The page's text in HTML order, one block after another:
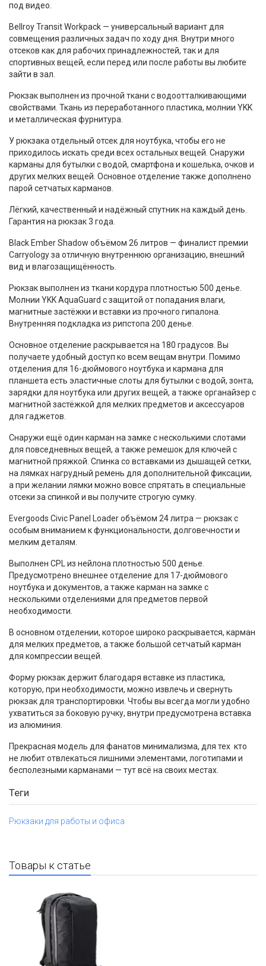
под видео.
Bellroy Transit Workpack — универсальный вариант для
совмещения различных задач по ходу дня. Внутри много
отсеков как для рабочих принадлежностей, так и для
спортивных вещей, если перед или после работы вы любите
зайти в зал.
Рюкзак выполнен из прочной ткани с водоотталкивающими
свойствами. Ткань из переработанного пластика, молнии YKK
и металлическая фурнитура.
У рюкзака отдельный отсек для ноутбука, чтобы его не
приходилось искать среди всех остальных вещей. Снаружи
карманы для бутылки с водой, смартфона и кошелька, очков и
других мелких вещей. Основное отделение также дополнено
парой сетчатых карманов.
Лёгкий, качественный и надёжный спутник на каждый день.
Гарантия на рюкзак 3 года.
Black Ember Shadow объёмом 26 литров — финалист премии
Carryology за отличную внутреннюю организацию, внешний
вид и влагозащищённость.
Рюкзак выполнен из ткани кордура плотностью 500 денье.
Молнии YKK AquaGuard с защитой от попадания влаги,
магнитные застёжки и вставки из прочного гипалона.
Внутренняя подкладка из рипстопа 200 денье.
Основное отделение раскрывается на 180 градусов. Вы
получаете удобный доступ ко всем вещам внутри. Помимо
отделения для 16-дюймового ноутбука и кармана для
планшета есть эластичные слоты для бутылки с водой, зонта,
зарядки для ноутбука или других вещей, а также органайзер с
магнитной застёжкой для мелких предметов и аксессуаров
для гаджетов.
Снаружи ещё один карман на замке с несколькими слотами
для повседневных вещей, а также ремешок для ключей с
магнитной пряжкой. Спинка со вставками из дышащей сетки,
на лямках нагрудный ремень для дополнительной фиксации,
а при желании лямки можно вовсе спрятать в специальные
отсеки за спинкой и вы получите строгую сумку.
Evergoods Civic Panel Loader объёмом 24 литра — рюкзак с
особым вниманием к функциональности, долговечности и
мелким деталям.
Выполнен CPL из нейлона плотностью 500 денье.
Предусмотрено внешнее отделение для 17-дюймового
ноутбука и документов, а также карман на замке с
несколькими отделениями для предметов первой
необходимости.
В основном отделении, которое широко раскрывается, карман
для мелких предметов, а также большой сетчатый карман
для компрессии вещей.
Форму рюкзак держит благодаря вставке из пластика,
которую, при необходимости, можно извлечь и свернуть
рюкзак для транспортировки. Чтобы вы всегда могли удобно
ухватиться за боковую ручку, внутри предусмотрена вставка
из алюминия.
Прекрасная модель для фанатов минимализма, для тех кто
не любит отвлекаться лишними элементами, логотипами и
бесполезными карманами — тут всё на своих местах.
Теги
Рюкзаки для работы и офиса
Товары к статье